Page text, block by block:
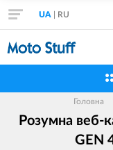
UA RU
Головна
Розумна веб-
GEN